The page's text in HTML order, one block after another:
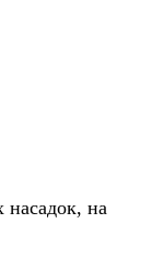
насадок, на